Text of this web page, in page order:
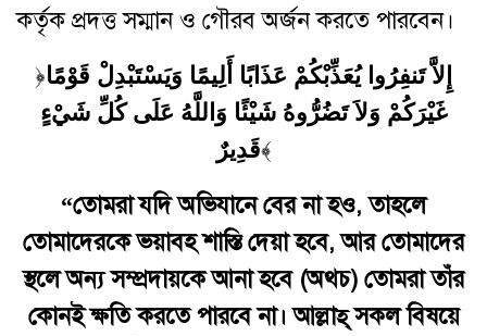
কর্তৃক প্রদত্ত সম্মান ও গৌরব অর্জন করতে পারবেন।
﴿إِلاَّ تَنفِرُوا يُعَذِّبْكُمْ عَذَابًا أَلِيمًا وَيَسْتَبْدِلْ قَوْمًا
غَيْرَكُمْ وَلاَ تَضُرُّوهُ شَيْئًا وَاللَّهُ عَلَى كُلِّ شَيْءٍ
قَدِيرٌ﴾
“তোমরা যদি অভিযানে বের না হও, তাহলে
তোমাদেরকে ভয়াবহ শাস্তি দেয়া হবে, আর তোমাদের
স্থলে অন্য সম্প্রদায়কে আনা হবে (অথচ) তোমরা তাঁর
কোনই ক্ষতি করতে পারবে না। আল্লাহ্ সকল বিষয়ে